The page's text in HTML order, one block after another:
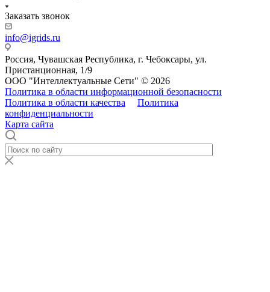
Заказать звонок
info@igrids.ru
Россия, Чувашская Республика, г. Чебоксары, ул.
Пристанционная, 1/9
ООО "Интеллектуальные Сети" © 2026
Политика в области информационной безопасности
Политика в области качества
Политика
конфиденциальности
Карта сайта